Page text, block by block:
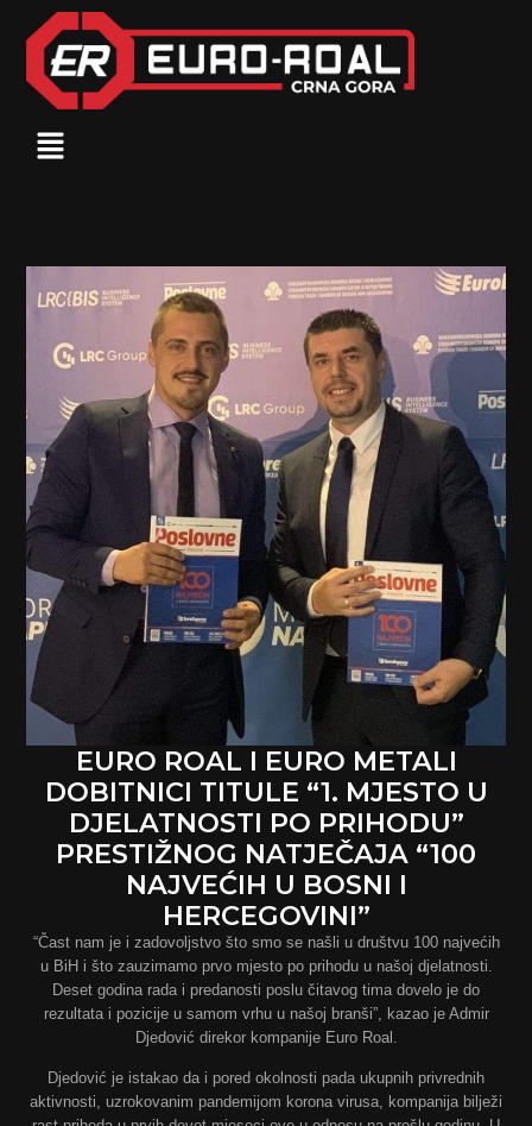
EURO ROAL I EURO METALI
DOBITNICI TITULE “1. MJESTO U
DJELATNOSTI PO PRIHODU”
PRESTIŽNOG NATJEČAJA “100
NAJVEĆIH U BOSNI I
HERCEGOVINI”
“Čast nam je i zadovoljstvo što smo se našli u društvu 100 najvećih
u BiH i što zauzimamo prvo mjesto po prihodu u našoj djelatnosti.
Deset godina rada i predanosti poslu čitavog tima dovelo je do
rezultata i pozicije u samom vrhu u našoj branši”, kazao je Admir
Djedović direkor kompanije Euro Roal.
Djedović je istakao da i pored okolnosti pada ukupnih privrednih
aktivnosti, uzrokovanim pandemijom korona virusa, kompanija bilježi